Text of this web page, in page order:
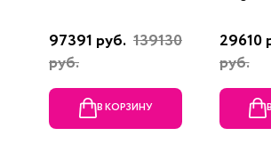
97391 руб. 139130
руб.
В КОРЗИНУ
29610
руб.